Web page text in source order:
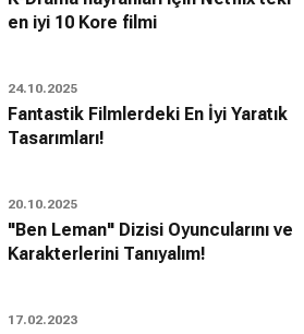
en iyi 10 Kore filmi
24.10.2025
Fantastik Filmlerdeki En İyi Yaratık
Tasarımları!
20.10.2025
"Ben Leman" Dizisi Oyuncularını ve
Karakterlerini Tanıyalım!
17.02.2023